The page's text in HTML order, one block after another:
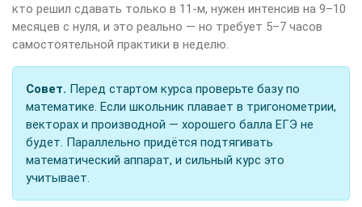
кто решил сдавать только в 11-м, нужен интенсив на 9–10
месяцев с нуля, и это реально — но требует 5–7 часов
самостоятельной практики в неделю.
Совет. Перед стартом курса проверьте базу по
математике. Если школьник плавает в тригонометрии,
векторах и производной — хорошего балла ЕГЭ не
будет. Параллельно придётся подтягивать
математический аппарат, и сильный курс это
учитывает.